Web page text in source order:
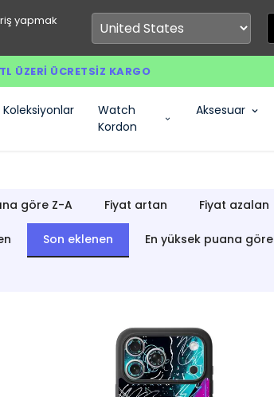
yapmak
ÜZERI ÜCRETSIZ KARGO
Koleksiyonlar
Watch
Kordon
Aksesuar
göre Z-A Fiyat artan Fiyat azalan
Son eklenen En yüksek puana göre